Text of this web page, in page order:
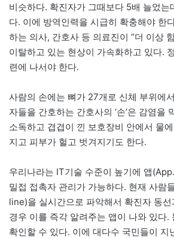
비슷하다. 확진자가 그때보다 5배 늘었는
다. 이에 방역인력을 시급히 확충해야 한
하는 의사, 간호사 등 의료진이 “더 이상
이탈하고 있는 현상이 가속화하고 있다.
련에 나서야 한다.
사람의 손에는 뼈가 27개로 신체 부위에
자들을 간호하는 간호사의 ‘손’은 감염을
소독하고 겹겹이 낀 보호장비 안에서 물
지고 피부가 헐고 벗겨지기도 한다.
우리나라는 IT기술 수준이 높기에 앱
밀접 접촉자 관리가 가능하다. 현재 사람
line)을 실시간으로 파악해서 확진자 동
경우 이를 즉각 알려주는 앱이 나와 있다.
확인할 수 있다. 이에 대다수 국민들이 지